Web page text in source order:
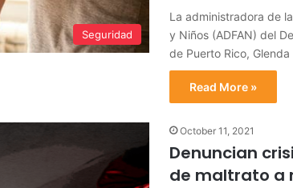
Seguridad
La administradora de
y Niños (ADFAN) del
de Puerto Rico,
Read More »
October 11, 2021
Denuncian
de maltrato a